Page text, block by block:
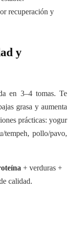
recuperación y
y
en 3–4 tomas. Te
grasa y aumenta
prácticas: yogur
tempeh, pollo/pavo,
+ verduras +
calidad.